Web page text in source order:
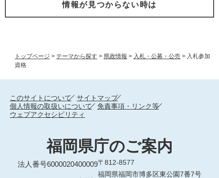
トップページ > テーマから探す > 県政情報 > 入札・公募・公売 > 入札参加
資格
情報が見つからない時は
このサイトについて
サイトマップ
個人情報の取扱いについて
免責事項・リンク等
ウェブアクセシビリティ
福岡県庁のご案内
法人番号6000020400009〒812-8577
福岡県福岡市博多区東公園7番7号